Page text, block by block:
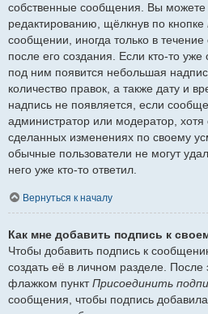
собственные сообщения. Вы можете
редактированию, щёлкнув по кнопке
сообщении, иногда только в
после его создания. Если кто-то
под ним появится небольшая
количество правок, а также дату и
надпись не появляется, если
администратор или модератор,
сделанных изменениях по своему
обычные пользователи не могут
него уже кто-то ответил.
Вернуться к началу
Как мне добавить подпись к
Чтобы добавить подпись к
создать её в личном разделе. После
флажком пунктПрисоединить
сообщения, чтобы подпись